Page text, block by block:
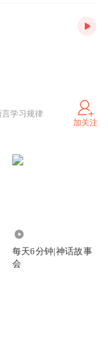
言学习规律
加关注
每天6分钟|神话故事
会